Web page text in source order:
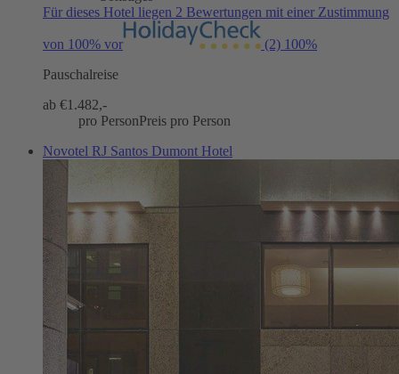
Für dieses Hotel liegen 2 Bewertungen mit einer Zustimmung
von 100% vor (2) 100%
Pauschalreise
ab €1.482,-
pro PersonPreis pro Person
Novotel RJ Santos Dumont Hotel